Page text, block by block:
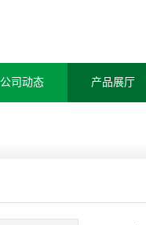
公司动态 产品展厅